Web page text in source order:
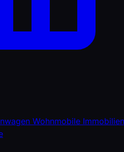
Wohnmobile Immobilien